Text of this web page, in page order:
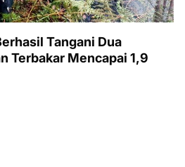
Tangani Dua
Terbakar Mencapai 1,9